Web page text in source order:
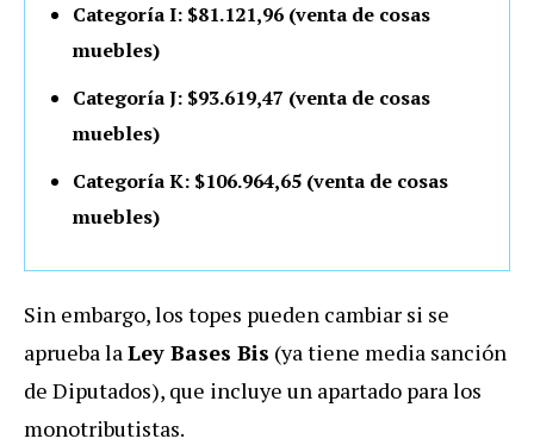
Categoría I: $81.121,96 (venta de cosas
muebles)
Categoría J: $93.619,47 (venta de cosas
muebles)
Categoría K: $106.964,65 (venta de cosas
muebles)
Sin embargo, los topes pueden cambiar si se
aprueba laLey Bases Bis (ya tiene media sanción
de Diputados), que incluye un apartado para los
monotributistas.